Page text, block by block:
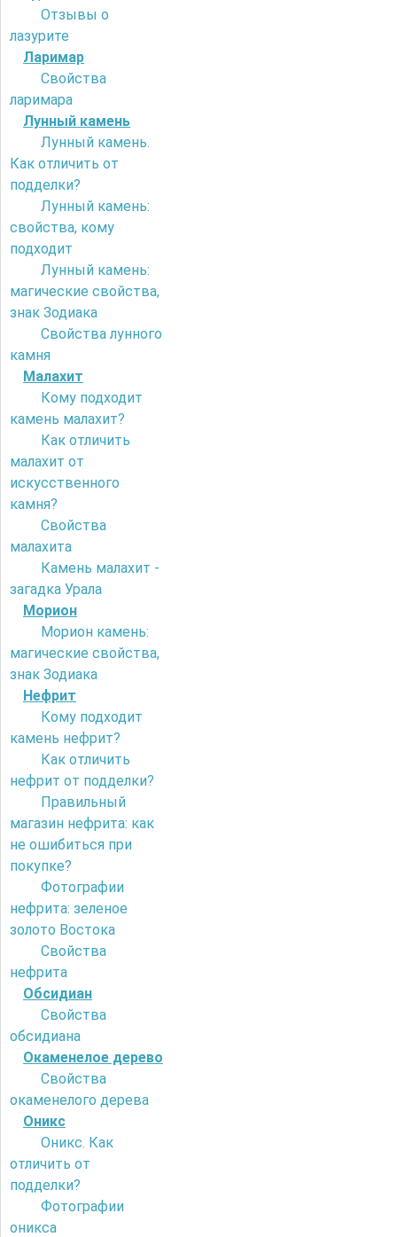
Отзывы о
лазурите
Ларимар
Свойства
ларимара
Лунный камень
Лунный камень.
Как отличить от
подделки?
Лунный камень:
свойства, кому
подходит
Лунный камень:
магические свойства,
знак Зодиака
Свойства лунного
камня
Малахит
Кому подходит
камень малахит?
Как отличить
малахит от
искусственного
камня?
Свойства
малахита
Камень малахит -
загадка Урала
Морион
Морион камень:
магические свойства,
знак Зодиака
Нефрит
Кому подходит
камень нефрит?
Как отличить
нефрит от подделки?
Правильный
магазин нефрита: как
не ошибиться при
покупке?
Фотографии
нефрита: зеленое
золото Востока
Свойства
нефрита
Обсидиан
Свойства
обсидиана
Окаменелое дерево
Свойства
окаменелого дерева
Оникс
Оникс. Как
отличить от
подделки?
Фотографии
оникса